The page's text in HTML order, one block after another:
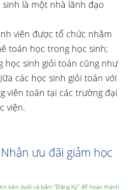
sinh là một nhà lãnh đạo
viên được tổ chức nhằm
toán học trong học sinh;
học sinh giỏi toán cũng như
các học sinh giỏi toán với
viên toán tại các trường đại
viện.
ưu đãi giảm học
bên dưới và bấm “Đăng Ký” để hoàn thành.